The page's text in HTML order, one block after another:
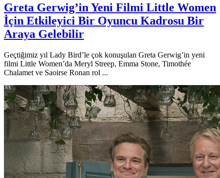
Greta Gerwig’in Yeni Filmi Little Women
İçin Etkileyici Bir Oyuncu Kadrosu Bir
Araya Gelebilir
Geçtiğimiz yıl Lady Bird’le çok konuşulan Greta Gerwig’in yeni
filmi Little Women’da Meryl Streep, Emma Stone, Timothée
Chalamet ve Saoirse Ronan rol ...